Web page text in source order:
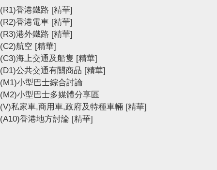
(R1)香港鐵路 [精華]
(R2)香港電車 [精華]
(R3)港外鐵路 [精華]
(C2)航空 [精華]
(C3)海上交通及船隻 [精華]
(D1)公共交通有關商品 [精華]
(M1)小型巴士綜合討論
(M2)小型巴士多媒體分享區
(V)私家車,商用車,政府及特種車輛 [精華]
(A10)香港地方討論 [精華]